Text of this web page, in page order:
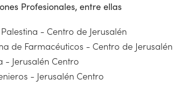
Profesionales, entre ellas
- Centro de Jerusalén
de Farmacéuticos - Centro de Jerusalén
- Jerusalén Centro
- Jerusalén Centro